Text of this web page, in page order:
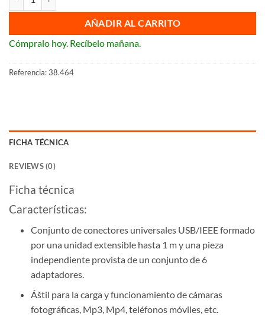
AÑADIR AL CARRITO
Cómpralo hoy. Recíbelo mañana.
Referencia:38.464
FICHA TÉCNICA
REVIEWS (0)
Ficha técnica
Características:
Conjunto de conectores universales USB/IEEE formado
por una unidad extensible hasta 1 m y una pieza
independiente provista de un conjunto de 6
adaptadores.
Áštil para la carga y funcionamiento de cámaras
fotográficas, Mp3, Mp4, teléfonos móviles, etc.